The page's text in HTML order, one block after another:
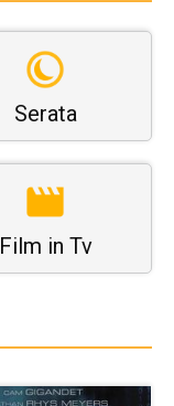
Serata
Film in Tv